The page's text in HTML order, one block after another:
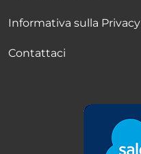
Informativa sulla Privacy
Contattaci